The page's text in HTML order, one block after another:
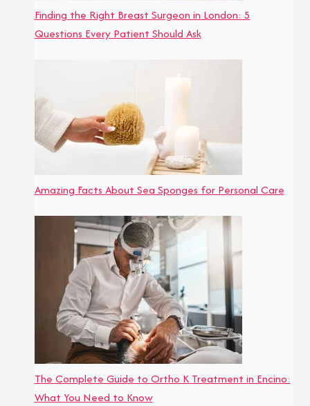
Finding the Right Breast Surgeon in London: 5
Questions Every Patient Should Ask
Amazing Facts About Sea Sponges for Personal Care
The Complete Guide to Ortho K Treatment in Encino:
What You Need to Know